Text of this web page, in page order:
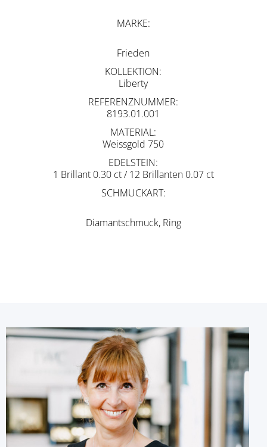
MARKE
Frieden
KOLLEKTION
Liberty
REFERENZNUMMER
8193.01.001
MATERIAL
Weissgold 750
EDELSTEIN
1 Brillant 0.30 ct / 12 Brillanten 0.07 ct
SCHMUCKART
Diamantschmuck, Ring